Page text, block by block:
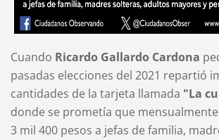
Cuando Ricardo Gallardo Cardona
pasadas elecciones del 2021 repartió
cantidades de la tarjeta llamada "La
donde se prometía que
3 mil 400 pesos a jefas de familia,